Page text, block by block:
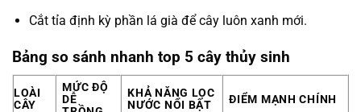
Cắt tỉa định kỳ phần lá già để cây luôn xanh mới.
Bảng so sánh nhanh top 5 cây thủy sinh
LOÀI
CÂY
MỨC ĐỘ
DỄ
KHẢ NĂNG LỌC
NƯỚC NỔI BẬT
ĐIỂM MẠNH CHÍNH